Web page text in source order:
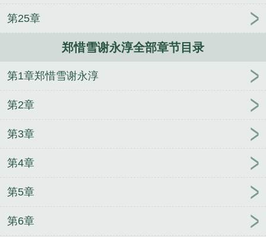
一次的心软和原谅，都换不回他的迷途知返…》林祈
病面前，鬼东西算个球 重生魔修，开局捡到一颗丧
尸星球
《妈妈死时，他在陪金丝雀看北极星光》林
心慈 周司辰
《声色撩人!偏执霸总别乱来》
第25章
郑惜雪谢永淳全部章节目录
第1章郑惜雪谢永淳
第2章
第3章
第4章
第5章
第6章